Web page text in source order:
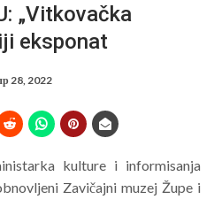
„Vitkovačka
eksponat
28, 2022
kulture i informisanja
Zavičajni muzej Župe i